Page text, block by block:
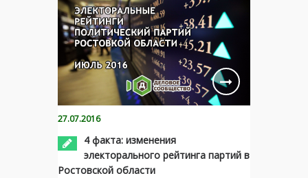
27.07.2016
4 факта: изменения
электорального рейтинга партий в
Ростовской области